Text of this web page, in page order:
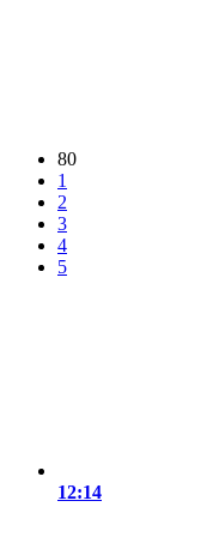
80
1
2
3
4
5
12:14